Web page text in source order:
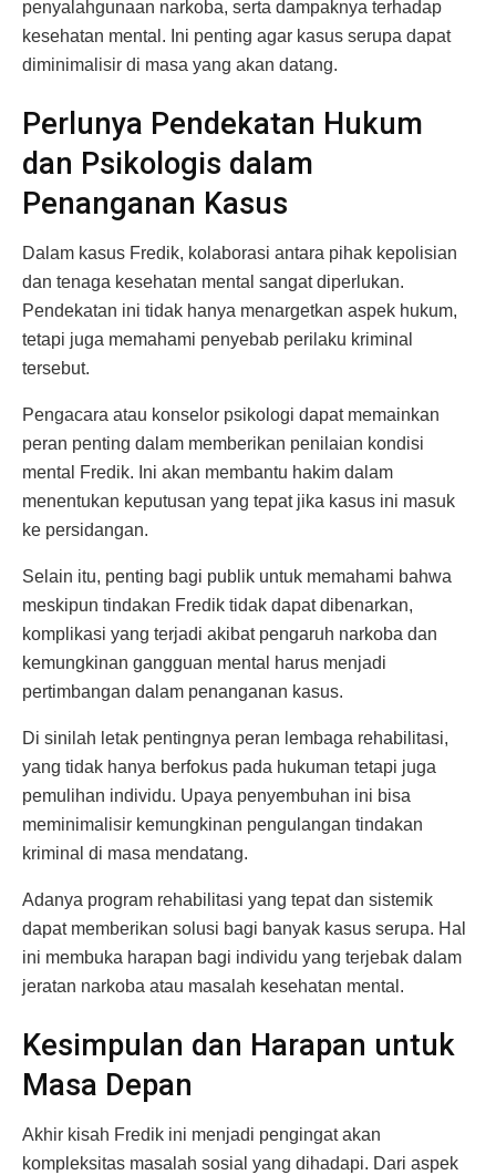
penyalahgunaan narkoba, serta dampaknya terhadap
kesehatan mental. Ini penting agar kasus serupa dapat
diminimalisir di masa yang akan datang.
Perlunya Pendekatan Hukum
dan Psikologis dalam
Penanganan Kasus
Dalam kasus Fredik, kolaborasi antara pihak kepolisian
dan tenaga kesehatan mental sangat diperlukan.
Pendekatan ini tidak hanya menargetkan aspek hukum,
tetapi juga memahami penyebab perilaku kriminal
tersebut.
Pengacara atau konselor psikologi dapat memainkan
peran penting dalam memberikan penilaian kondisi
mental Fredik. Ini akan membantu hakim dalam
menentukan keputusan yang tepat jika kasus ini masuk
ke persidangan.
Selain itu, penting bagi publik untuk memahami bahwa
meskipun tindakan Fredik tidak dapat dibenarkan,
komplikasi yang terjadi akibat pengaruh narkoba dan
kemungkinan gangguan mental harus menjadi
pertimbangan dalam penanganan kasus.
Di sinilah letak pentingnya peran lembaga rehabilitasi,
yang tidak hanya berfokus pada hukuman tetapi juga
pemulihan individu. Upaya penyembuhan ini bisa
meminimalisir kemungkinan pengulangan tindakan
kriminal di masa mendatang.
Adanya program rehabilitasi yang tepat dan sistemik
dapat memberikan solusi bagi banyak kasus serupa. Hal
ini membuka harapan bagi individu yang terjebak dalam
jeratan narkoba atau masalah kesehatan mental.
Kesimpulan dan Harapan untuk
Masa Depan
Akhir kisah Fredik ini menjadi pengingat akan
kompleksitas masalah sosial yang dihadapi. Dari aspek